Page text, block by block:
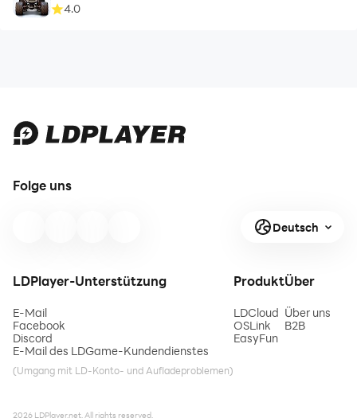
4.0
Folge uns
Deutsch
LDPlayer-Unterstützung
E-Mail
Facebook
Discord
E-Mail des LDGame-Kundendienstes
(Umgang mit LD-Konto- und Aufladeproblemen)
Produkt
LDCloud
OSLink
EasyFun
Über
Über uns
B2B
2026 LDPlayer.net. All rights reserved.